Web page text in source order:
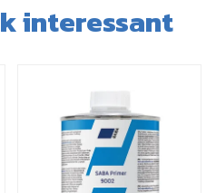
interessant